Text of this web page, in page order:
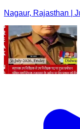
Nagaur, Rajasthan |